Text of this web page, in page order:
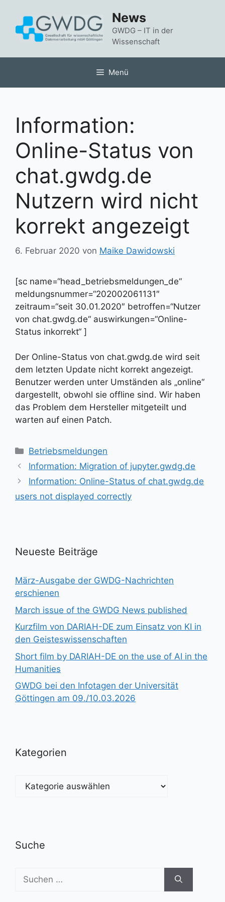
springen
News
GWDG – IT in der
Wissenschaft
Menü
Information:
Online-Status von
chat.gwdg.de
Nutzern wird nicht
korrekt angezeigt
6. Februar 2020 von Maike Dawidowski
[sc name=“head_betriebsmeldungen_de“
meldungsnummer=“202002061131″
zeitraum=“seit 30.01.2020″ betroffen=“Nutzer
von chat.gwdg.de“ auswirkungen=“Online-
Status inkorrekt“ ]
Der Online-Status von chat.gwdg.de wird seit
dem letzten Update nicht korrekt angezeigt.
Benutzer werden unter Umständen als „online“
dargestellt, obwohl sie offline sind. Wir haben
das Problem dem Hersteller mitgeteilt und
warten auf einen Patch.
Kategorien
Betriebsmeldungen
Information: Migration of jupyter.gwdg.de
Information: Online-Status of chat.gwdg.de
users not displayed correctly
Neueste Beiträge
März-Ausgabe der GWDG-Nachrichten
erschienen
March issue of the GWDG News published
Kurzfilm von DARIAH-DE zum Einsatz von KI in
den Geisteswissenschaften
Short film by DARIAH-DE on the use of AI in the
Humanities
GWDG bei den Infotagen der Universität
Göttingen am 09./10.03.2026
Kategorien
Kategorien
Suche
Suchen
nach: